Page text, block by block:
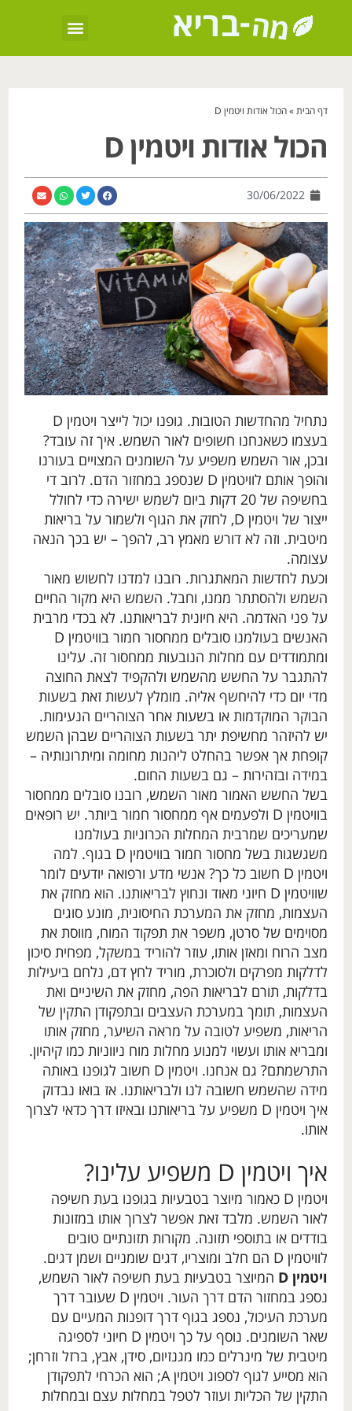
דף הבית»הכול אודות ויטמין D
הכול אודות ויטמין D
30/06/2022
נתחיל מהחדשות הטובות. גופנו יכול לייצר ויטמין D
בעצמו כשאנחנו חשופים לאור השמש. איך זה עובד?
ובכן, אור השמש משפיע על השומנים המצויים בעורנו
והופך אותם לוויטמין D שנספג במחזור הדם. לרוב די
בחשיפה של 20 דקות ביום לשמש ישירה כדי לחולל
ייצור של ויטמין D, לחזק את הגוף ולשמור על בריאות
מיטבית. וזה לא דורש מאמץ רב, להפך – יש בכך הנאה
עצומה.
וכעת לחדשות המאתגרות. רובנו למדנו לחשוש מאור
השמש ולהסתתר ממנו, וחבל. השמש היא מקור החיים
על פני האדמה. היא חיונית לבריאותנו. לא בכדי מרבית
האנשים בעולמנו סובלים ממחסור חמור בוויטמין D
ומתמודדים עם מחלות הנובעות ממחסור זה. עלינו
להתגבר על החשש מהשמש ולהקפיד לצאת החוצה
מדי יום כדי להיחשף אליה. מומלץ לעשות זאת בשעות
הבוקר המוקדמות או בשעות אחר הצוהריים הנעימות.
יש להיזהר מחשיפת יתר בשעות הצוהריים שבהן השמש
קופחת אך אפשר בהחלט ליהנות מחומה ומיתרונותיה –
במידה ובזהירות – גם בשעות החום.
בשל החשש האמור מאור השמש, רובנו סובלים ממחסור
בוויטמין D ולפעמים אף ממחסור חמור ביותר. יש רופאים
שמעריכים שמרבית המחלות הכרוניות בעולמנו
משגשגות בשל מחסור חמור בוויטמין D בגוף. למה
ויטמין D חשוב כל כך? אנשי מדע ורפואה יודעים לומר
שוויטמין D חיוני מאוד ונחוץ לבריאותנו. הוא מחזק את
העצמות, מחזק את המערכת החיסונית, מונע סוגים
מסוימים של סרטן, משפר את תפקוד המוח, מווסת את
מצב הרוח ומאזן אותו, עוזר להוריד במשקל, מפחית סיכון
לדלקות מפרקים ולסוכרת, מוריד לחץ דם, נלחם ביעילות
בדלקות, תורם לבריאות הפה, מחזק את השיניים ואת
העצמות, תומך במערכת העצבים ובתפקודן התקין של
הריאות, משפיע לטובה על מראה השיער, מחזק אותו
ומבריא אותו ועשוי למנוע מחלות מוח ניווניות כמו קיהיון.
התרשמתם? גם אנחנו. ויטמין D חשוב לגופנו באותה
מידה שהשמש חשובה לנו ולבריאותנו. אז בואו נבדוק
איך ויטמין D משפיע על בריאותנו ובאיזו דרך כדאי לצרוך
אותו.
איך ויטמין D משפיע עלינו?
ויטמין D כאמור מיוצר בטבעיות בגופנו בעת חשיפה
לאור השמש. מלבד זאת אפשר לצרוך אותו במזונות
בודדים או בתוספי תזונה. מקורות תזונתיים טובים
לוויטמין D הם חלב ומוצריו, דגים שומניים ושמן דגים.
ויטמין D
המיוצר בטבעיות בעת חשיפה לאור השמש,
נספג במחזור הדם דרך העור. ויטמין D שעובר דרך
מערכת העיכול, נספג בגוף דרך דופנות המעיים עם
שאר השומנים. נוסף על כך ויטמין D חיוני לספיגה
מיטבית של מינרלים כמו מגנזיום, סידן, אבץ, ברזל וזרחן;
הוא מסייע לגוף לספוג ויטמין A; הוא הכרחי לתפקודן
התקין של הכליות ועוזר לטפל במחלות עצם ובמחלות